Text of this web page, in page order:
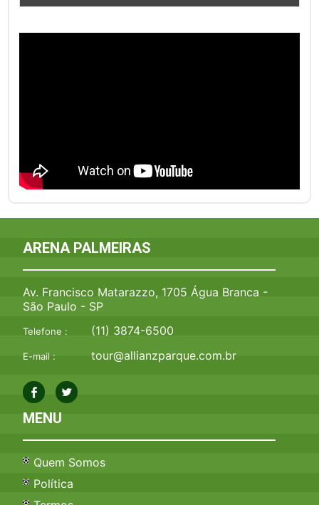
ARENA PALMEIRAS
Av. Francisco Matarazzo, 1705 Água Branca -
São Paulo - SP
Telefone : (11) 3874-6500
E-mail : tour@allianzparque.com.br
MENU
Quem Somos
Política